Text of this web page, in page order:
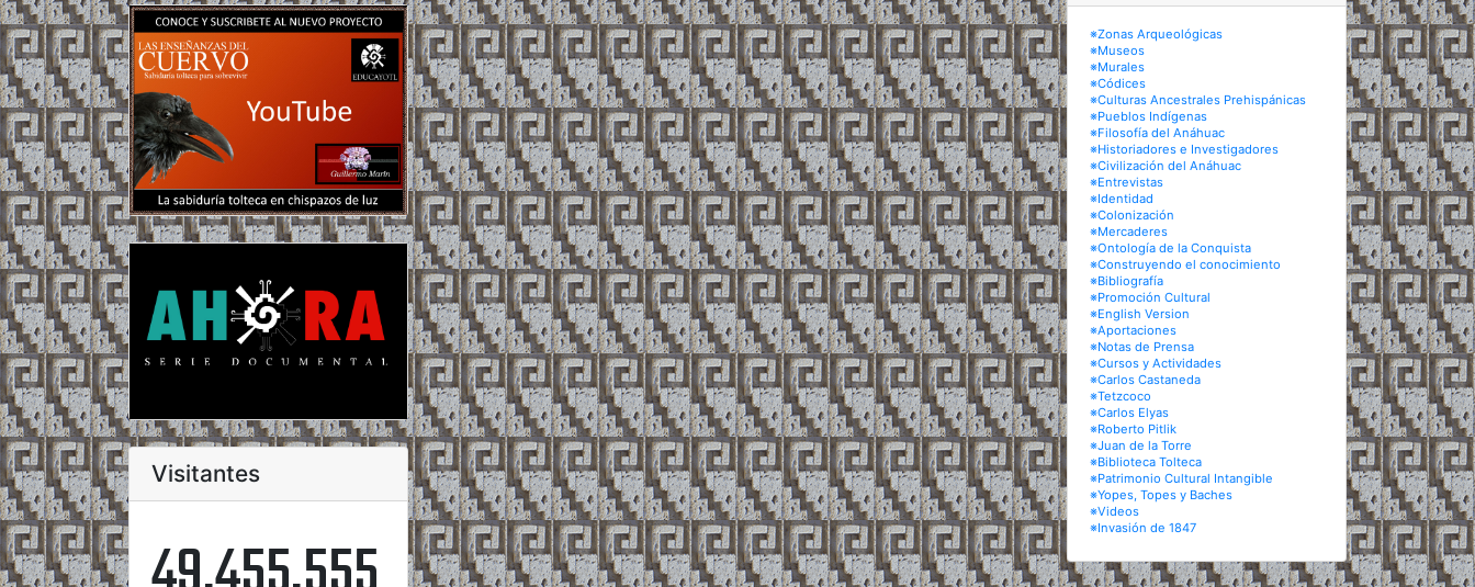
Visitantes
※Zonas Arqueológicas
※Museos
※Murales
※Códices
※Culturas Ancestrales Prehispánicas
※Pueblos Indígenas
※Filosofía del Anáhuac
※Historiadores e Investigadores
※Civilización del Anáhuac
※Entrevistas
※Identidad
※Colonización
※Mercaderes
※Ontología de la Conquista
※Construyendo el conocimiento
※Bibliografía
※Promoción Cultural
※English Version
※Aportaciones
※Notas de Prensa
※Cursos y Actividades
※Carlos Castaneda
※Tetzcoco
※Carlos Elyas
※Roberto Pitlik
※Juan de la Torre
※Biblioteca Tolteca
※Patrimonio Cultural Intangible
※Yopes, Topes y Baches
※Videos
※Invasión de 1847